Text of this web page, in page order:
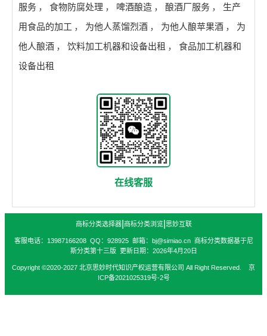
服务 ， 食物防腐处理 ， 啤酒酿造 ， 酿酒厂服务 ，
生产
用食品的加工 ， 为他人蒸馏烈酒 ， 为他人酿苹果酒 ，
为
他人酿酒 ， 饮料加工机器和设备出租 ，
食品加工机器和
设备出租
在线客服
商标分类选择器| 商标分类浏览| 思妙互联
客服电话：13987166208 QQ：928925 邮箱：bj@simiao.cn 商标分类数据基于尼
斯分类第十三版 更新日期：2026年4月20日
Copyright ©2020-2027 北京思妙时代知识产权运营有限公司 All Right Reserved. 京
ICP备2021025319号-2号